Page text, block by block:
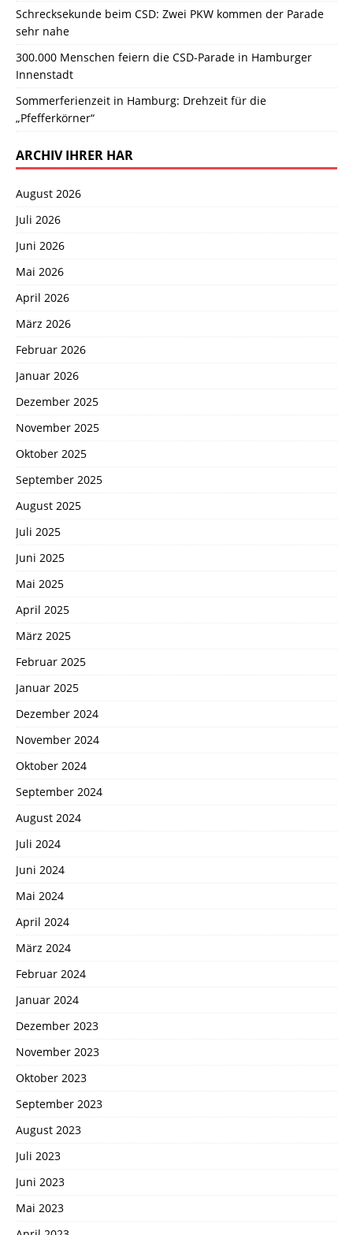
Schrecksekunde beim CSD: Zwei PKW kommen der Parade
sehr nahe
300.000 Menschen feiern die CSD-Parade in Hamburger
Innenstadt
Sommerferienzeit in Hamburg: Drehzeit für die
„Pfefferkörner“
ARCHIV IHRER HAR
August 2026
Juli 2026
Juni 2026
Mai 2026
April 2026
März 2026
Februar 2026
Januar 2026
Dezember 2025
November 2025
Oktober 2025
September 2025
August 2025
Juli 2025
Juni 2025
Mai 2025
April 2025
März 2025
Februar 2025
Januar 2025
Dezember 2024
November 2024
Oktober 2024
September 2024
August 2024
Juli 2024
Juni 2024
Mai 2024
April 2024
März 2024
Februar 2024
Januar 2024
Dezember 2023
November 2023
Oktober 2023
September 2023
August 2023
Juli 2023
Juni 2023
Mai 2023